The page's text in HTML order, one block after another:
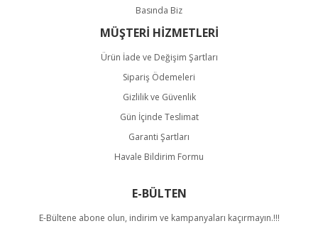
Basında Biz
MÜŞTERİ HİZMETLERİ
Ürün İade ve Değişim Şartları
Sipariş Ödemeleri
Gizlilik ve Güvenlik
Gün İçinde Teslimat
Garanti Şartları
Havale Bildirim Formu
E-BÜLTEN
E-Bültene abone olun, indirim ve kampanyaları kaçırmayın.!!!